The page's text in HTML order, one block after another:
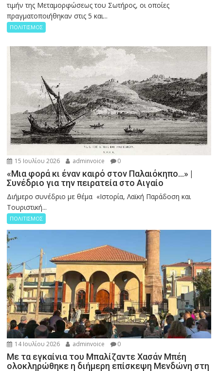
τιμήν της Μεταμορφώσεως του Σωτήρος, οι οποίες
πραγματοποιήθηκαν στις 5 και...
ΠΟΛΙΤΙΣΜΟΣ
15 Ιουλίου 2026 adminvoice 0
«Μια φορά κι έναν καιρό στον Παλαιόκηπο…» |
Συνέδριο για την πειρατεία στο Αιγαίο
Διήμερο συνέδριο με θέμα «Ιστορία, Λαϊκή Παράδοση και
Τουριστική...
ΠΟΛΙΤΙΣΜΟΣ
14 Ιουλίου 2026 adminvoice 0
Με τα εγκαίνια του Μπαλίζαντε Χασάν Μπέη
ολοκληρώθηκε η διήμερη επίσκεψη Μενδώνη στη